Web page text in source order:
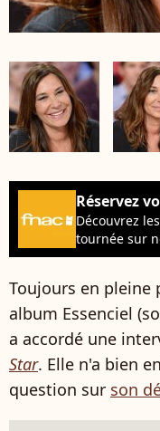
Réservez
Découvrez
tournée sur
Toujours en pleine
album Essenciel
a accordé une
Star. Elle n'a bien
question sur son